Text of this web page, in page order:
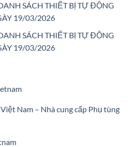
SÁCH THIẾT BỊ TỰ ĐỘNG
19/03/2026
SÁCH THIẾT BỊ TỰ ĐỘNG
19/03/2026
Nam – Nhà cung cấp Phụ tùng